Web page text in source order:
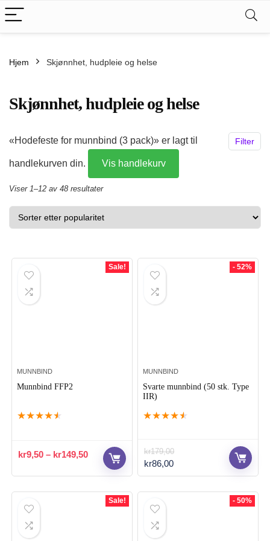
Hjem Skjønnhet, hudpleie og helse
Skjønnhet, hudpleie og helse
Filter
«Hodefeste for munnbind (3 pack)» er lagt til
handlekurven din. Vis handlekurv
Viser 1–12 av 48 resultaterSortert
etter
propularitet
Sale!
MUNNBIND
Munnbind FFP2
★★★★★
kr9,50 – kr149,50
- 52%
MUNNBIND
Svarte munnbind (50 stk. Type
IIR)
★★★★★
kr179,00
Opprinnelig
pris
kr86,00Nåværende
pris
Sale! - 50%